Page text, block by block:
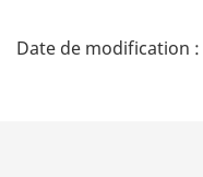
e
é
Date de modification :